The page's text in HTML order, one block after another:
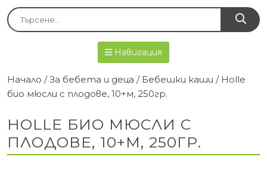
Навигация
Начало /За бебета и деца / Бебешки каши / Holle
био мюсли с плодове, 10+м, 250гр.
HOLLE БИО МЮСЛИ С
ПЛОДОВЕ, 10+М, 250ГР.